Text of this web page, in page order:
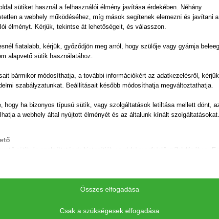
gondolkodás kéz a kézben jár az egészségtudatos
Nem utolsó sorban pedig az arctalan vásárlást is egy
váltja fel. Ha valaha is szeretnél ellátogatni hozzánk
azaz közvetlenül a termelőtől való vásárlásban?
és szeretjük a gyümölcsösünket. Számunkra érdekes
ízvilága; almalevünk titkos receptjén például hosszú
során a lehető leginkább megőrizni az alapanyagok
környezetre tekintettel legyünk és fenntarthatóan
a végeredmény.
egybevág a Simon Gyümölcs hitvallásával,
otthon:
vásárolsz, így a termék hamar eljut hozzád. Nem
keresztül, a Simon Gyümölcstől egyenesen hozzád
utóérlelésre. Akkor szedjük le a gyümölcsöket,
hogy igazán ízletes legyen minden harapás, vagy
sütiket használ a felhasználói élmény javítása érdekében. Néhány
a webhely működéséhez, míg mások segítenek elemezni és javítani a
élményt. Kérjük, tekintse át lehetőségeit, és válasszon.
fiatalabb, kérjük, győződjön meg arról, hogy szülője vagy gyámja
alapvető sütik használatához.
bármikor módosíthatja, a további információkért az adatkezelésről,
szabályzatunkat. Beállításait később módosíthatja megváltoztathatja.
hogy ha bizonyos típusú sütik, vagy szolgáltatások letiltása mellett dönt,
a webhely által nyújtott élményét és az általunk kínált szolgáltatásokat.
Összes elfogadása
Csak a szükségesek elfogadása